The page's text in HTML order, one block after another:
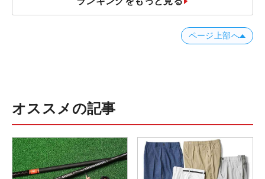
ページ上部へ
オススメの記事